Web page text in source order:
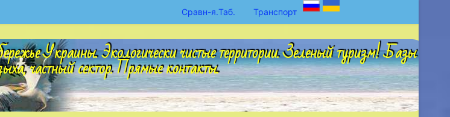
Сравн-я.Таб. Транспорт
Украины. Экологически чистые территории. Зеленый туризм! Базы
частный сектор. Прямые контакты.